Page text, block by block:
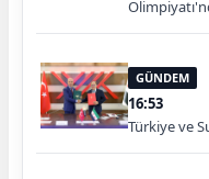
GÜNDEM
16:53
Türkiye ve